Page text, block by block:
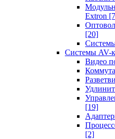
Extron
[20]
Системы AV-
Видео
[19]
[2]